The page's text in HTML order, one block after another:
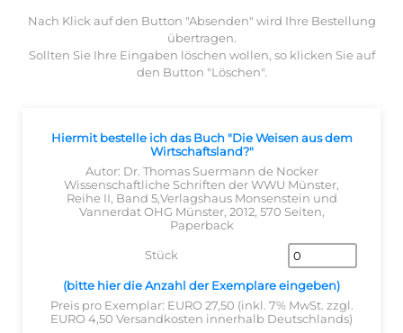
Nach Klick auf den Button "Absenden" wird Ihre Bestellung
übertragen.
Sollten Sie Ihre Eingaben löschen wollen, so klicken Sie auf
den Button "Löschen".
Hiermit bestelle ich das Buch "Die Weisen aus dem
Wirtschaftsland?"
Autor: Dr. Thomas Suermann de Nocker
Wissenschaftliche Schriften der WWU Münster,
Reihe II, Band 5,Verlagshaus Monsenstein und
Vannerdat OHG Münster, 2012, 570 Seiten,
Paperback
Stück
(bitte hier die Anzahl der Exemplare eingeben)
Preis pro Exemplar: EURO 27,50 (inkl. 7% MwSt. zzgl.
EURO 4,50 Versandkosten innerhalb Deutschlands)